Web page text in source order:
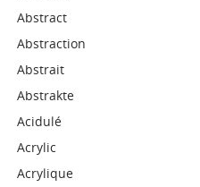
Abstract
Abstraction
Abstrait
Abstrakte
Acidulé
Acrylic
Acrylique